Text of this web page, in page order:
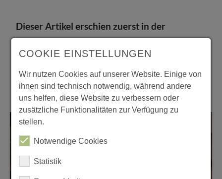
Dieser Artikel erschien zuerst in der
Stadtglanz Print-Ausgabe 15 / April 2020.
Mehr aus dieser Rubrik
Lifestyle
COOKIE EINSTELLUNGEN
Wir nutzen Cookies auf unserer Website. Einige von
ihnen sind technisch notwendig, während andere
uns helfen, diese Website zu verbessern oder
zusätzliche Funktionalitäten zur Verfügung zu
stellen.
Notwendige Cookies
Statistik